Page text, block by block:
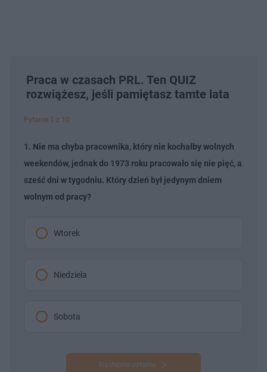
Praca w czasach PRL. Ten QUIZ
rozwiążesz, jeśli pamiętasz tamte lata
Pytanie 1 z 10
1. Nie ma chyba pracownika, który nie kochałby wolnych
weekendów, jednak do 1973 roku pracowało się nie pięć, a
sześć dni w tygodniu. Który dzień był jedynym dniem
wolnym od pracy?
Wtorek
Niedziela
Sobota
Następne pytanie